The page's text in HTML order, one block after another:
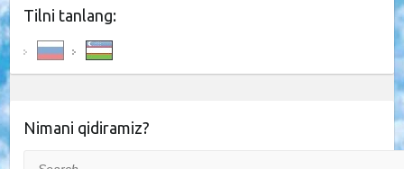
Tilni tanlang:
Nimani qidiramiz?